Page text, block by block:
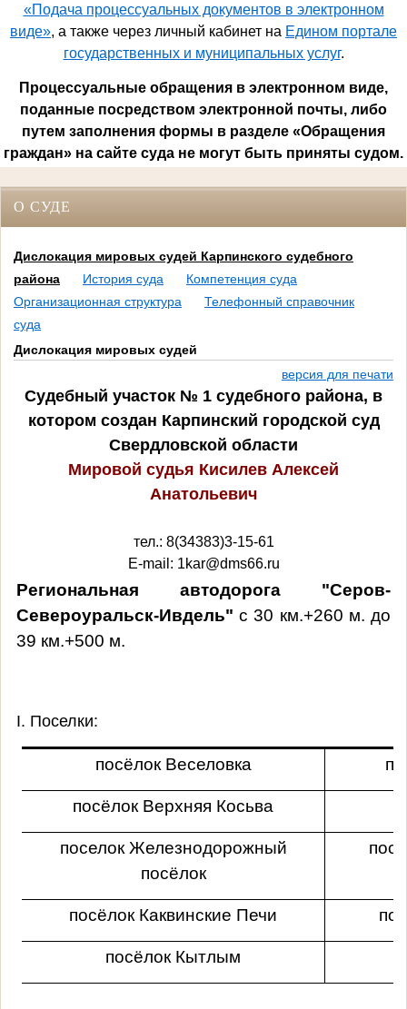
«Подача процессуальных документов в электронном
виде», а также через личный кабинет на Едином портале
государственных и муниципальных услуг.
Процессуальные обращения в электронном виде,
поданные посредством электронной почты, либо
путем заполнения формы в разделе «Обращения
граждан» на сайте суда не могут быть приняты судом.
О СУДЕ
Дислокация мировых судей Карпинского судебного
района
История суда
Компетенция суда
Организационная структура
Телефонный справочник
суда
Дислокация мировых судей
версия для печати
Судебный участок № 1 судебного района, в
котором создан Карпинский городской суд
Свердловской области
Мировой судья Кисилев Алексей
Анатольевич
тел.: 8(34383)3-15-61
E-mail: 1kar@dms66.ru
Региональная автодорога "Серов-
Североуральск-Ивдель" с 30 км.+260 м. до
39 км.+500 м.
I. Поселки:
посёлок Веселовка
посёлок Верхняя Косьва
поселок Железнодорожный
посёлок
посёлок Каквинские Печи
посёлок Кытлым